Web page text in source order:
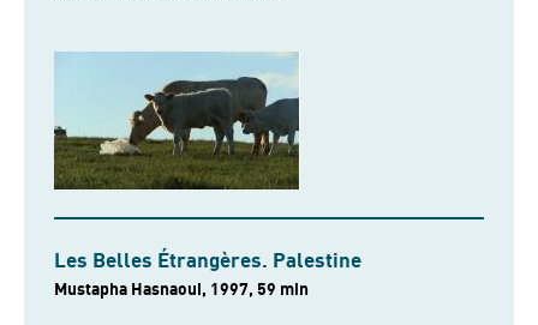
Les Belles Étrangères. Palestine
Mustapha Hasnaoui, 1997, 59 min